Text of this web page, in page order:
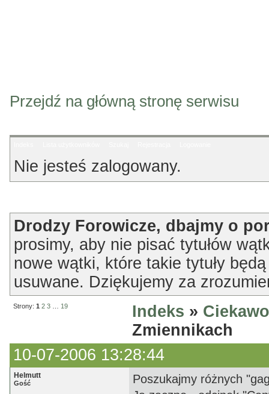
Przejdź na główną stronę serwisu
Nie jesteś zalogowany.
Drodzy Forowicze, dbajmy o
prosimy, aby nie pisać tytułów
nowe wątki, które takie tytuły
usuwane. Dziękujemy za
Strony: 1 2 3 19 Indeks »
Zmiennikach
10-07-2006 13:28:44
Helmutt
Gość
Poszukajmy różnych